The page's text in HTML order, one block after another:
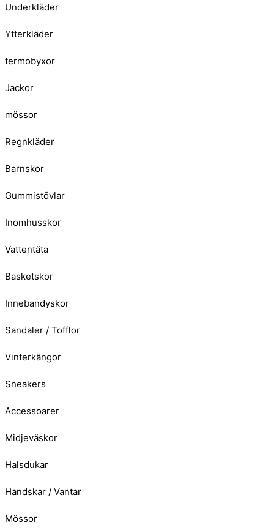
Underkläder
Ytterkläder
termobyxor
Jackor
mössor
Regnkläder
Barnskor
Gummistövlar
Inomhusskor
Vattentäta
Basketskor
Innebandyskor
Sandaler / Tofflor
Vinterkängor
Sneakers
Accessoarer
Midjeväskor
Halsdukar
Handskar / Vantar
Mössor